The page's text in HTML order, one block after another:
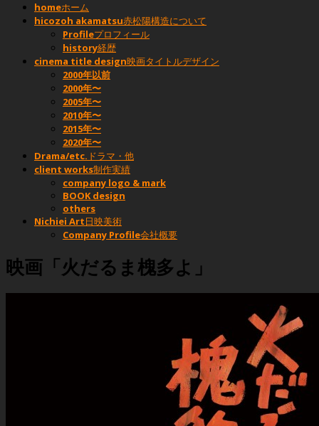
homeホーム
hicozoh akamatsu赤松陽構造について
Profileプロフィール
history経歴
cinema title design映画タイトルデザイン
2000年以前
2000年〜
2005年〜
2010年〜
2015年〜
2020年〜
Drama/etc. ドラマ・他
client works制作実績
company logo & mark
BOOK design
others
Nichiei Art日映美術
Company Profile会社概要
映画「火だるま槐多よ」